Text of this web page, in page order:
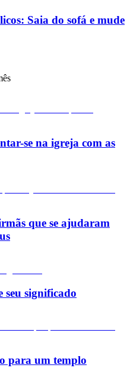
Saia do sofá e mude
se na igreja com as
que se ajudaram
seu significado
para um templo